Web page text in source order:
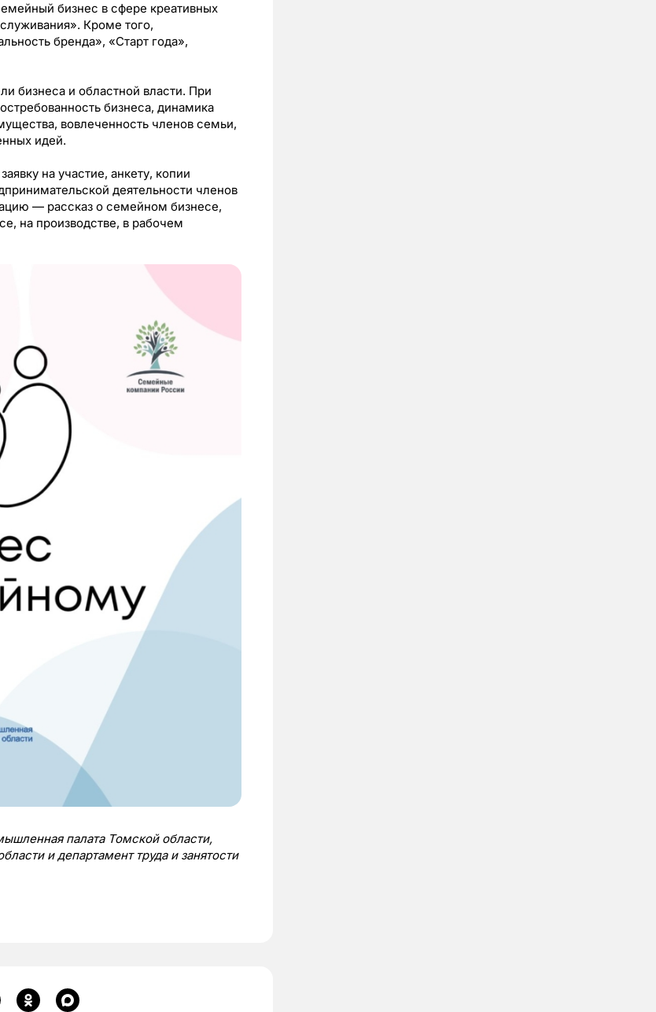
бизнес в сфере креативных
Кроме того,
бренда», «Старт года»,
бизнеса и областной власти. При
бизнеса, динамика
вовлеченность членов семьи,
идей.
на участие, анкету, копии
деятельности членов
— рассказ о семейном бизнесе,
на производстве, в рабочем
палата Томской области,
и департамент труда и занятости